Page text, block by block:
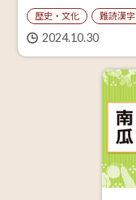
歴史・文化 難読漢字
2024.10.30